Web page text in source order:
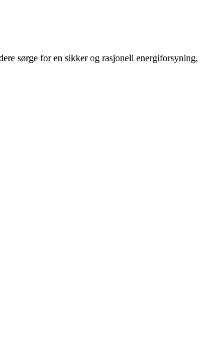
sørge for en sikker og rasjonell energiforsyning,